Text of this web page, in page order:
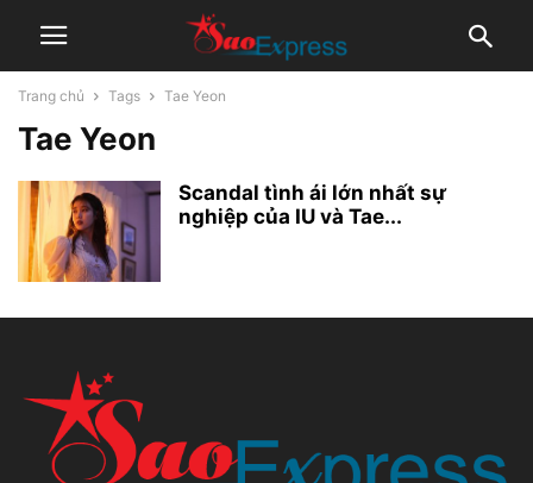
Trang chủ Tags Tae Yeon
Tae Yeon
Scandal tình ái lớn nhất sự
nghiệp của IU và Tae...